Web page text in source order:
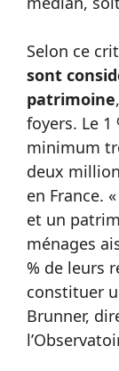
Selon ce
sont
patrimoine
foyers. Le
minimum
deux
en France.
et un
ménages
% de leurs
constituer
Brunner,